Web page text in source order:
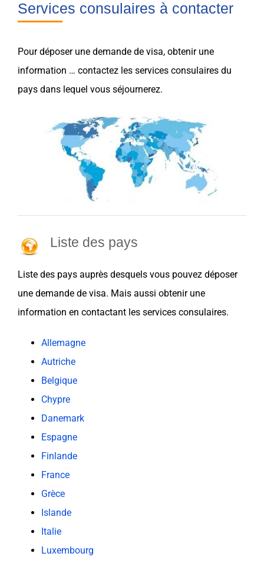
Services consulaires à contacter
Pour déposer une demande de visa, obtenir une
information … contactez les services consulaires du
pays dans lequel vous séjournerez.
Liste des pays
Liste des pays auprès desquels vous pouvez déposer
une demande de visa. Mais aussi obtenir une
information en contactant les services consulaires.
Allemagne
Autriche
Belgique
Chypre
Danemark
Espagne
Finlande
France
Grèce
Islande
Italie
Luxembourg